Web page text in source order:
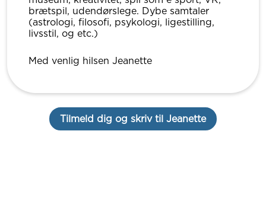
brætspil, udendørslege. Dybe samtaler
(astrologi, filosofi, psykologi, ligestilling,
livsstil, og etc.)
Med venlig hilsen Jeanette
Tilmeld dig og skriv til Jeanette